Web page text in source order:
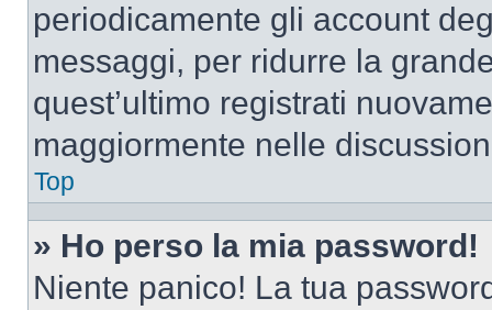
periodicamente gli account
messaggi, per ridurre la
quest’ultimo registrati
maggiormente nelle
Top
» Ho perso la mia password!
Niente panico! La tua